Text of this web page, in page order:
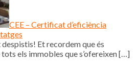
CEE – Certificat d’eficiència
Et recordem que és
els immobles que s’ofereixen[…]